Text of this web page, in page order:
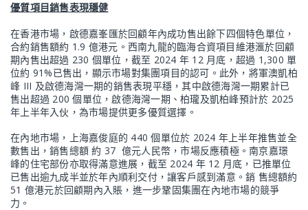
優質項目銷售表現穩健
在香港市場，啟德嘉峯匯於回顧年內成功售出餘下四個特色單位，
合約銷售額約 1.9 億港元。西南九龍的臨海合資項目維港滙於回顧
期內售出超過 230 個單位，截至 2024 年 12 月底，超過 1,300 單
位約 91%已售出，顯示市場對集團項目的認可。此外，將軍澳凱柏
峰 III 及啟德海灣一期的銷售表現平穩，其中啟德海灣一期累計已
售出超過 200 個單位，啟德海灣一期、柏瓏及凱柏峰預計於 2025
年上半年入伙，為市場提供更多優質選擇。
在內地市場，上海嘉俊庭的 440 個單位於 2024 年上半年推售並全
數售出，銷售總額 約 37 億元人民幣，市場反應積極。南京嘉璟
峰的住宅部份亦取得滿意進展，截至 2024 年 12 月底，已推單位
已售出逾九成半並於年內順利交付，讓客戶感到滿意。銷 售總額約
51 億港元於回顧期內入賬，進一步鞏固集團在內地市場的競爭
力。